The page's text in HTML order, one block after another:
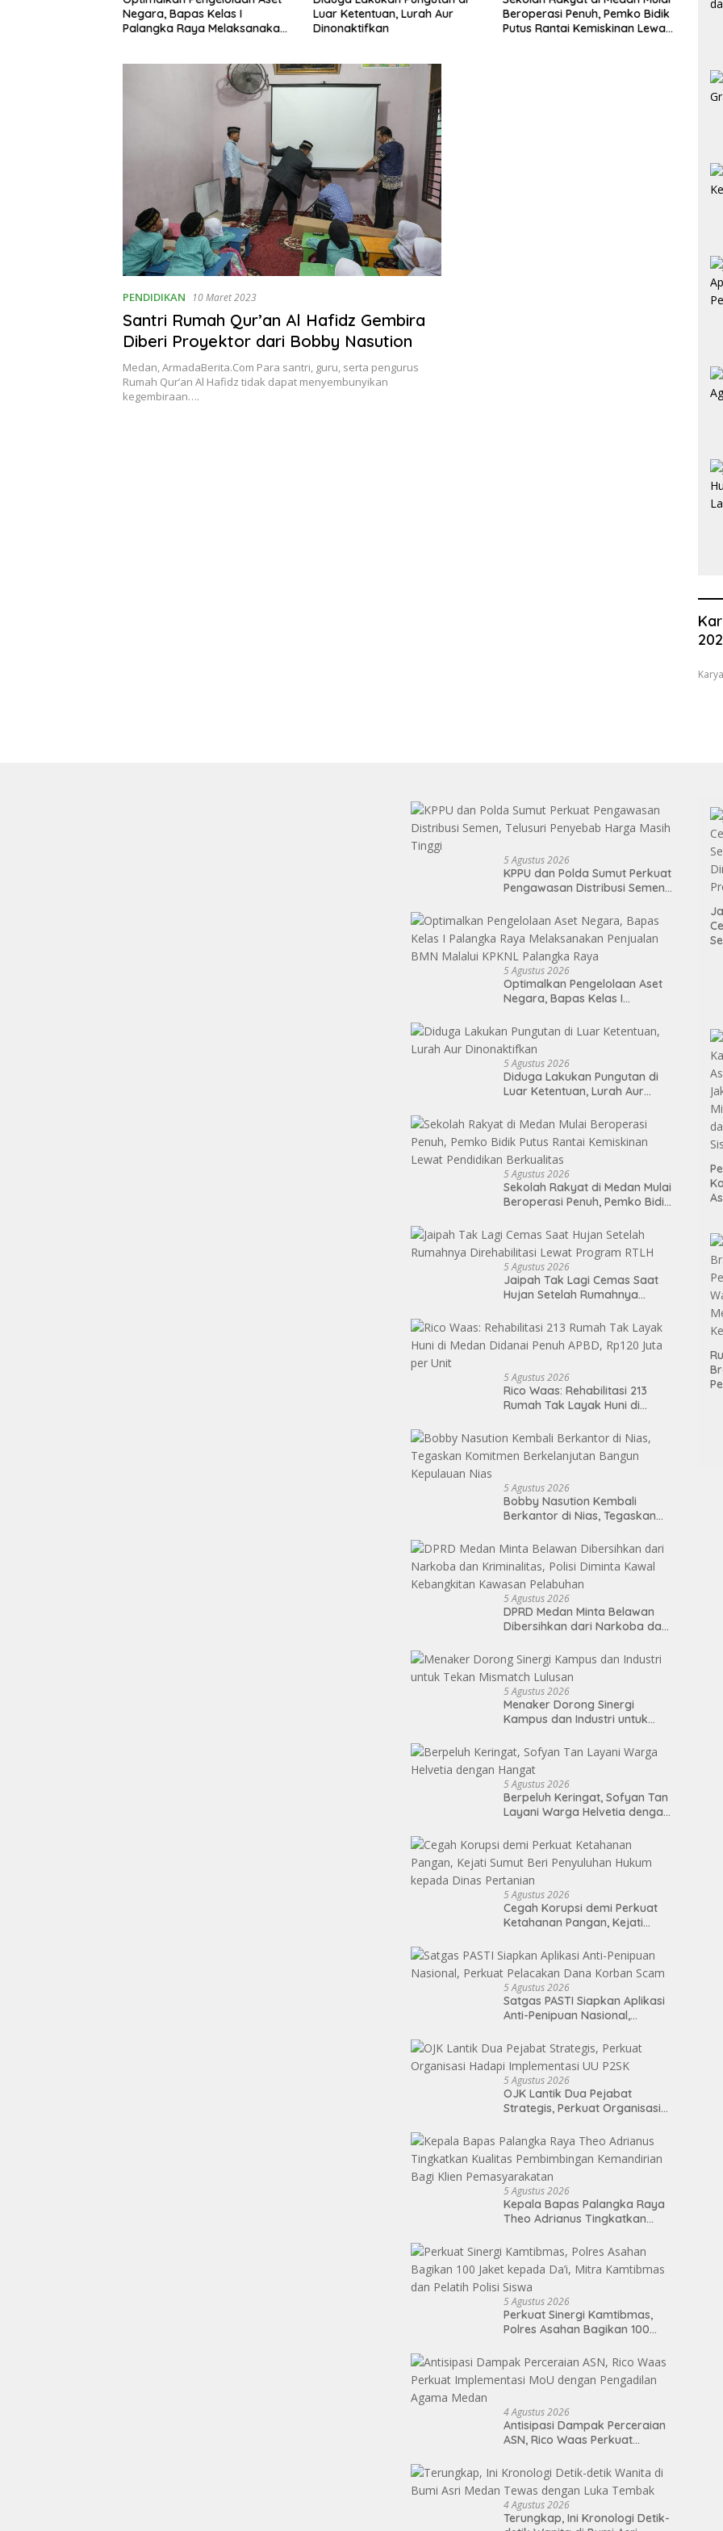
Negara, Bapas Kelas I
Palangka Raya Melaksanakan
Luar Ketentuan, Lurah Aur
Dinonaktifkan
Beroperasi Penuh, Pemko Bidik
Putus Rantai Kemiskinan Lewat
PENDIDIKAN 10 Maret 2023
Santri Rumah Qur’an Al Hafidz Gembira
Diberi Proyektor dari Bobby Nasution
Medan, ArmadaBerita.Com Para santri, guru, serta pengurus
Rumah Qur’an Al Hafidz tidak dapat menyembunyikan
kegembiraan….
5 Agustus 2026
KPPU dan Polda Sumut Perkuat
Pengawasan Distribusi Semen,
Tinggi
5 Agustus 2026
Optimalkan Pengelolaan Aset
Negara, Bapas Kelas I
Penjualan BMN Malalui KPKNL
Palangka Raya
5 Agustus 2026
Diduga Lakukan Pungutan di
Luar Ketentuan, Lurah Aur
5 Agustus 2026
Sekolah Rakyat di Medan Mulai
Beroperasi Penuh, Pemko Bidik
Pendidikan Berkualitas
5 Agustus 2026
Jaipah Tak Lagi Cemas Saat
Hujan Setelah Rumahnya
RTLH
5 Agustus 2026
Rico Waas: Rehabilitasi 213
Rumah Tak Layak Huni di
Rp120 Juta per Unit
5 Agustus 2026
Bobby Nasution Kembali
Berkantor di Nias, Tegaskan
Bangun Kepulauan Nias
5 Agustus 2026
DPRD Medan Minta Belawan
Dibersihkan dari Narkoba dan
Kawal Kebangkitan Kawasan
Pelabuhan
5 Agustus 2026
Menaker Dorong Sinergi
Kampus dan Industri untuk
5 Agustus 2026
Berpeluh Keringat, Sofyan Tan
Layani Warga Helvetia dengan
5 Agustus 2026
Cegah Korupsi demi Perkuat
Ketahanan Pangan, Kejati
kepada Dinas Pertanian
5 Agustus 2026
Satgas PASTI Siapkan Aplikasi
Anti-Penipuan Nasional,
Korban Scam
5 Agustus 2026
OJK Lantik Dua Pejabat
Strategis, Perkuat Organisasi
5 Agustus 2026
Kepala Bapas Palangka Raya
Theo Adrianus Tingkatkan
Kemandirian Bagi Klien
Pemasyarakatan
5 Agustus 2026
Perkuat Sinergi Kamtibmas,
Polres Asahan Bagikan 100
Kamtibmas dan Pelatih Polisi
Siswa
4 Agustus 2026
Antisipasi Dampak Perceraian
ASN, Rico Waas Perkuat
Pengadilan Agama Medan
4 Agustus 2026
Terungkap, Ini Kronologi Detik-